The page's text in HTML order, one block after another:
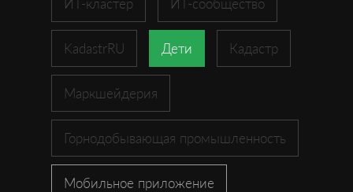
ИТ-кластер ИТ-сообщество
KadastrRU Дети Кадастр
Маркшейдерия
Горнодобывающая промышленность
Мобильное приложение